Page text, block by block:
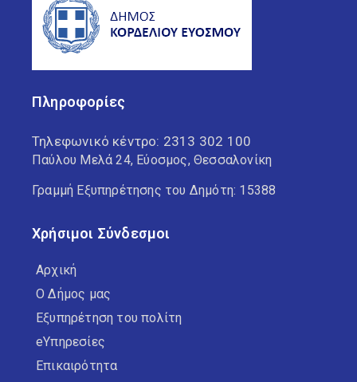
Πληροφορίες
Τηλεφωνικό κέντρο: 2313 302 100
Παύλου Μελά 24, Εύοσμος, Θεσσαλονίκη
Γραμμή Εξυπηρέτησης του Δημότη: 15388
Χρήσιμοι Σύνδεσμοι
Αρχική
Ο Δήμος μας
Εξυπηρέτηση του πολίτη
eΥπηρεσίες
Επικαιρότητα